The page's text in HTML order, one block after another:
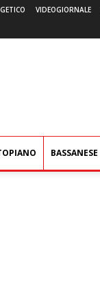
VIDEOGIORNALE
BASSANESE